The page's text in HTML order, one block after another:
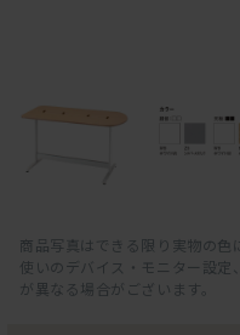
商品写真はできる限り実物の
使いのデバイス・モニター設
が異なる場合がございます。